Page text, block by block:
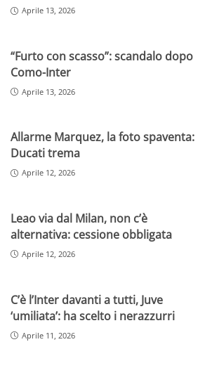
Aprile 13, 2026
“Furto con scasso”: scandalo dopo
Como-Inter
Aprile 13, 2026
Allarme Marquez, la foto spaventa:
Ducati trema
Aprile 12, 2026
Leao via dal Milan, non c’è
alternativa: cessione obbligata
Aprile 12, 2026
C’è l’Inter davanti a tutti, Juve
‘umiliata’: ha scelto i nerazzurri
Aprile 11, 2026